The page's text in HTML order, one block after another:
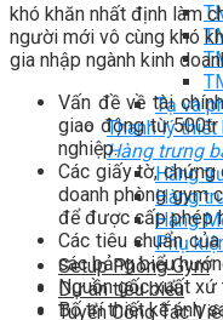
Tạ và
Thanh lý
Hàng trưng
Hàng
Hàng
Hàng
Phụ
Setup Phòng Gym
Dự án tiêu biểu
Tuyển Cộng Tác
khó khăn nhất định làm
người mới vô cùng khó
gia nhập ngành kinh
Vấn đề về tài
giao động từ 500tr
nghiệp.
Các giấy tờ, chứng
doanh phòng gym
để được cấp phép
Các tiêu chuẩn
các bảng biểu
Nguồn gốc xuất xứ
Bố trí thiết kế ánh